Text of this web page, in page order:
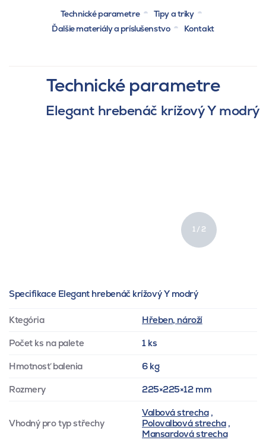
Technické parametre
Tipy a triky
Ďalšie materiály a príslušenstvo
Kontakt
Technické parametre
Elegant hrebenáč krížový Y modrý
1 / 2
Specifikace Elegant hrebenáč krížový Y modrý
Ktegória Hřeben, nároží
Počet ks na palete 1 ks
Hmotnosť balenia 6 kg
Rozmery 225×225×12 mm
Vhodný pro typ střechy
Valbová strecha,
Polovalbová strecha,
Mansardová strecha